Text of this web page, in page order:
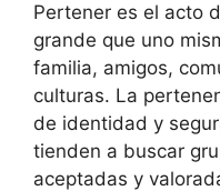
Pertener es el acto
grande que uno
familia, amigos,
culturas. La
de identidad y
tienden a buscar
aceptadas y